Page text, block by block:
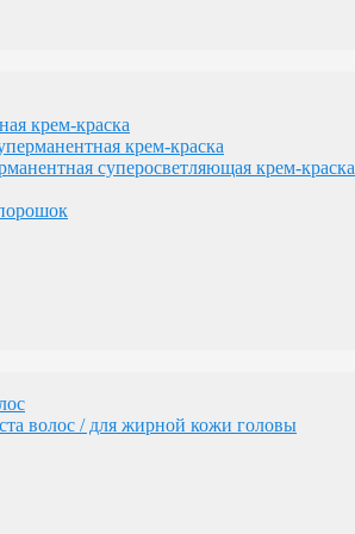
волос / для жирной кожи головы
желтизны
крем-краска
крем-краска
суперосветляющая крем-краска
волос / для жирной кожи головы